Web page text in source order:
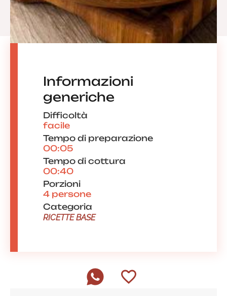
Informazioni
generiche
Difficoltà
facile
Tempo di preparazione
00:05
Tempo di cottura
00:40
Porzioni
4 persone
Categoria
RICETTE BASE